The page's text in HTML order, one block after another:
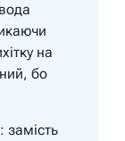
на
бо
: замість